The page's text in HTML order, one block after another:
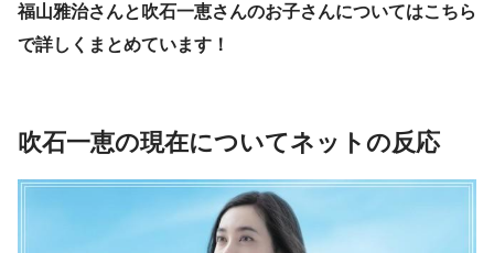
福山雅治さんと吹石一恵さんのお子さんについてはこちら
で詳しくまとめています！
吹石一恵の現在についてネットの反応